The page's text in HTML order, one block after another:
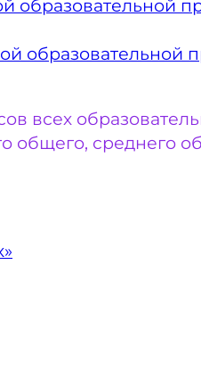
образовательной
образовательной
всех
общего, среднего